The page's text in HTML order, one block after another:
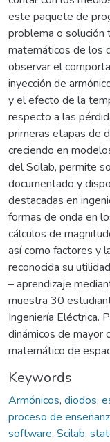
este paquete de
problema o solución
matemáticos de los
observar el
inyección de
y el efecto de la
respecto a las
primeras etapas de
creciendo en
del Scilab, permite
documentado y
destacadas en
formas de onda en
cálculos de
así como factores y
reconocida su
– aprendizaje
muestra 30
Ingeniería Eléctrica.
dinámicos de mayor
matemático de
Keywords
Armónicos, diodos,
proceso de
software, Scilab,